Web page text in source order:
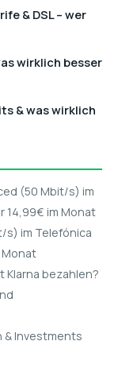
& DSL – wer
wirklich besser
& was wirklich
(50 Mbit/s) im
14,99€ im Monat
s) im Telefónica
Monat
Klarna bezahlen?
& Investments